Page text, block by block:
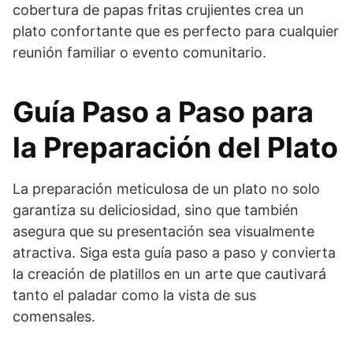
cobertura de papas fritas crujientes crea un
plato confortante que es perfecto para cualquier
reunión familiar o evento comunitario.
Guía Paso a Paso para
la Preparación del Plato
La preparación meticulosa de un plato no solo
garantiza su deliciosidad, sino que también
asegura que su presentación sea visualmente
atractiva. Siga esta guía paso a paso y convierta
la creación de platillos en un arte que cautivará
tanto el paladar como la vista de sus
comensales.